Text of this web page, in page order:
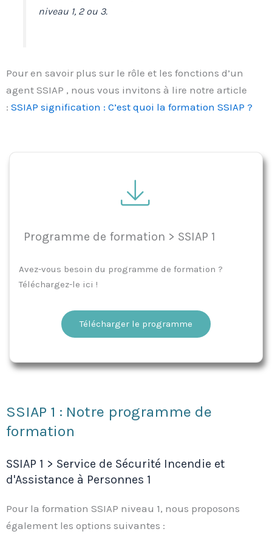
niveau 1, 2 ou 3.
Pour en savoir plus sur le rôle et les fonctions d’un
agent SSIAP , nous vous invitons à lire notre article
: SSIAP signification : C’est quoi la formation SSIAP ?
Programme de formation > SSIAP 1
Avez-vous besoin du programme de formation ?
Téléchargez-le ici !
Télécharger le programme
SSIAP 1 : Notre programme de
formation
SSIAP 1 > Service de Sécurité Incendie et
d'Assistance à Personnes 1
Pour la formation SSIAP niveau 1, nous proposons
également les options suivantes :